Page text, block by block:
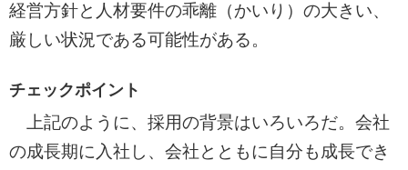
経営方針と人材要件の乖離（かいり）の大きい、
厳しい状況である可能性がある。
チェックポイント
上記のように、採用の背景はいろいろだ。会社
の成長期に入社し、会社とともに自分も成長でき